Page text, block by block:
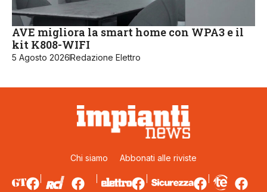
AVE migliora la smart home con WPA3 e il
kit K808-WIFI
5 Agosto 2026Redazione Elettro
Chi siamo Abbonati alle riviste